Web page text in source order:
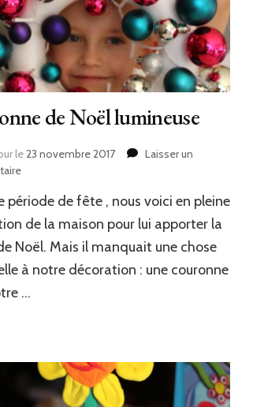
de Noël lumineuse
le23 novembre 2017
Laisser un
sur
de
Noël
période de fête , nous voici en pleine
de la maison pour lui apporter la
Noël. Mais il manquait une chose
à notre décoration : une couronne
…